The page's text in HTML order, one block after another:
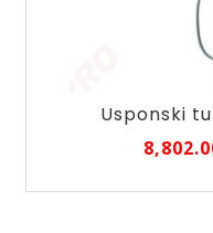
Usponski